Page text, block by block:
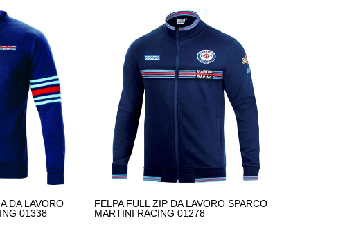
DA LAVORO
01338
FELPA FULL ZIP DA LAVORO SPARCO
MARTINI RACING 01278